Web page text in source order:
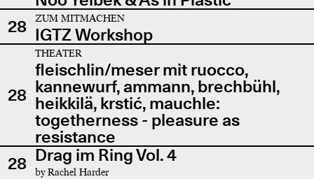
28
ZUM MITMACHEN
IGTZ Workshop
28
THEATER
fleischlin/meser mit ruocco,
kannewurf, ammann, brechbühl,
heikkilä, krstić, mauchle:
togetherness - pleasure as
resistance
28 Drag im Ring Vol. 4
by Rachel Harder